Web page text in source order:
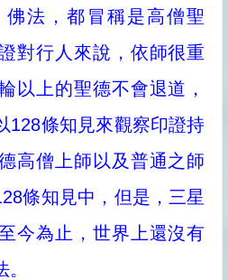
法，都冒稱是高僧聖
對行人來說，依師很重
以上的聖德不會退道，
128條知見來觀察印證持
高僧上師以及普通之師
條知見中，但是，三星
今為止，世界上還沒有